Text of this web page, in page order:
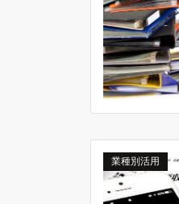
業種別活用